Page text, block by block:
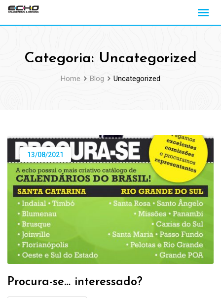
Skip
Categoria: Uncategorized
Home Blog Uncategorized
13/08/2021
Procura-se… interessado?